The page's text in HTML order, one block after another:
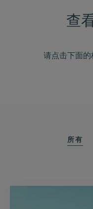
查
请点击下面的
所有